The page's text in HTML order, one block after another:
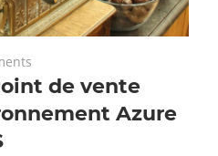
de vente
Azure